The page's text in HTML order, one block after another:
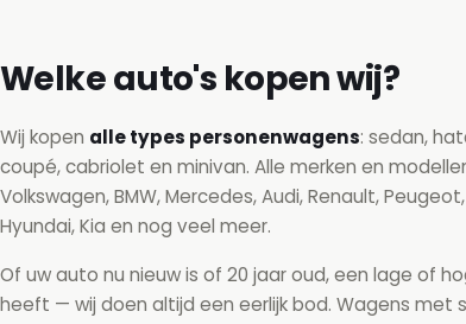
Welke auto's kopen wij?
Wij kopen alle types personenwagens: sedan,
coupé, cabriolet en minivan. Alle merken en
Volkswagen, BMW, Mercedes, Audi, Renault,
Hyundai, Kia en nog veel meer.
Of uw auto nu nieuw is of 20 jaar oud, een lage of
heeft — wij doen altijd een eerlijk bod. Wagens met